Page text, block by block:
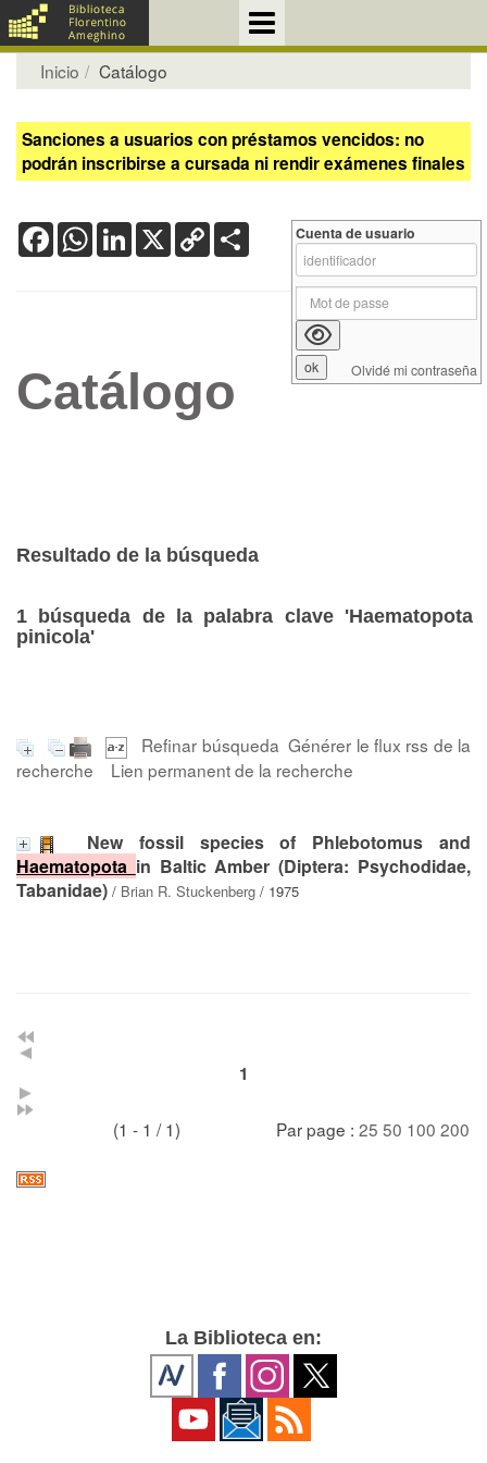
Inicio Catálogo
Sanciones a usuarios con préstamos vencidos: no
podrán inscribirse a cursada ni rendir exámenes finales
FacebookWhatsApp
LinkedIn
X Copy
Link
Catálogo
Resultado de la búsqueda
1 búsqueda de la palabra clave 'Haematopota
pinicola'
Refinar búsqueda Générer le flux rss de la
recherche
Lien permanent de la recherche
New fossil species of Phlebotomus and
Haematopota in Baltic Amber (Diptera: Psychodidae,
Tabanidae) / Brian R. Stuckenberg / 1975
1
(1 - 1 / 1) Par page : 25 50 100 200
Cuenta de usuario
Olvidé mi contraseña
La Biblioteca en: